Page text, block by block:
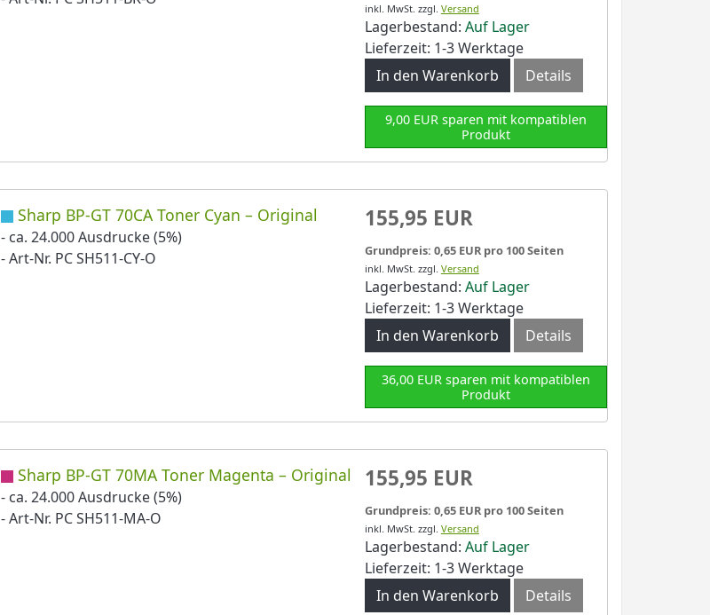
inkl. MwSt. zzgl. Versand
Lagerbestand: Auf Lager
Lieferzeit: 1-3 Werktage
In den Warenkorb
Details
9,00 EUR sparen mit kompatiblen
Produkt
Sharp BP-GT 70CA Toner Cyan – Original
- ca. 24.000 Ausdrucke (5%)
- Art-Nr. PC SH511-CY-O
155,95 EUR
Grundpreis: 0,65 EUR pro 100 Seiten
inkl. MwSt. zzgl. Versand
Lagerbestand: Auf Lager
Lieferzeit: 1-3 Werktage
In den Warenkorb
Details
36,00 EUR sparen mit kompatiblen
Produkt
Sharp BP-GT 70MA Toner Magenta – Original
- ca. 24.000 Ausdrucke (5%)
- Art-Nr. PC SH511-MA-O
155,95 EUR
Grundpreis: 0,65 EUR pro 100 Seiten
inkl. MwSt. zzgl. Versand
Lagerbestand: Auf Lager
Lieferzeit: 1-3 Werktage
In den Warenkorb
Details